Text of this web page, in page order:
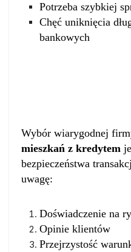
Potrzeba szybkiej
Chęć uniknięcia
bankowych
Wybór wiarygodnej
mieszkań z kredytem
bezpieczeństwa
uwagę:
Doświadczenie na
Opinie klientów
Przejrzystość